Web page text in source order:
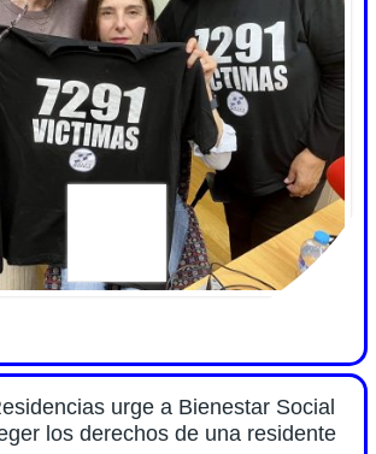
Ágora Sol Radio desde Catalunya, CLM, CyL
urge a Bienestar Social
los derechos de una residente